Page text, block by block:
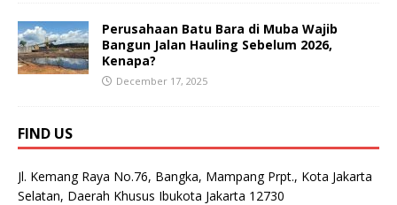
Perusahaan Batu Bara di Muba Wajib
Bangun Jalan Hauling Sebelum 2026,
Kenapa?
December 17, 2025
FIND US
Jl. Kemang Raya No.76, Bangka, Mampang Prpt., Kota Jakarta
Selatan, Daerah Khusus Ibukota Jakarta 12730